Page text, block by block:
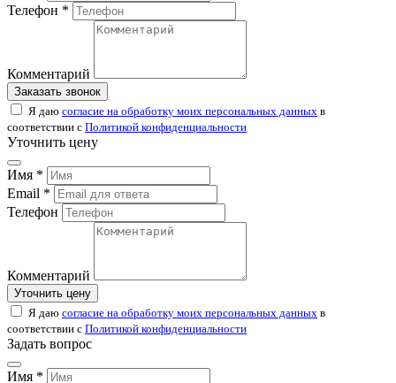
Телефон *
Комментарий
Заказать звонок
Я даю согласие на обработку моих персональных данных в
соответствии с Политикой конфиденциальности
Уточнить цену
Имя *
Email *
Телефон
Комментарий
Уточнить цену
Я даю согласие на обработку моих персональных данных в
соответствии с Политикой конфиденциальности
Задать вопрос
Имя *